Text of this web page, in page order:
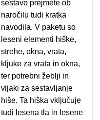
sestavo prejmete ob
naročilu tudi kratka
navodila. V paketu so
leseni elementi hiške,
strehe, okna, vrata,
kljuke za vrata in okna,
ter potrebni žeblji in
vijaki za sestavljanje
hiše. Ta hiška vključuje
tudi lesena tla in lesene